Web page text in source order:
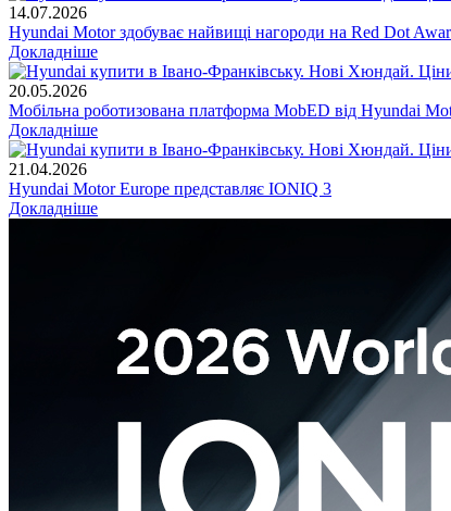
14.07.2026
Hyundai Motor здобуває найвищі нагороди на Red Dot
Докладніше
20.05.2026
Мобільна роботизована платформа MobED від Hyundai
Докладніше
21.04.2026
Hyundai Motor Europe представляє IONIQ 3
Докладніше